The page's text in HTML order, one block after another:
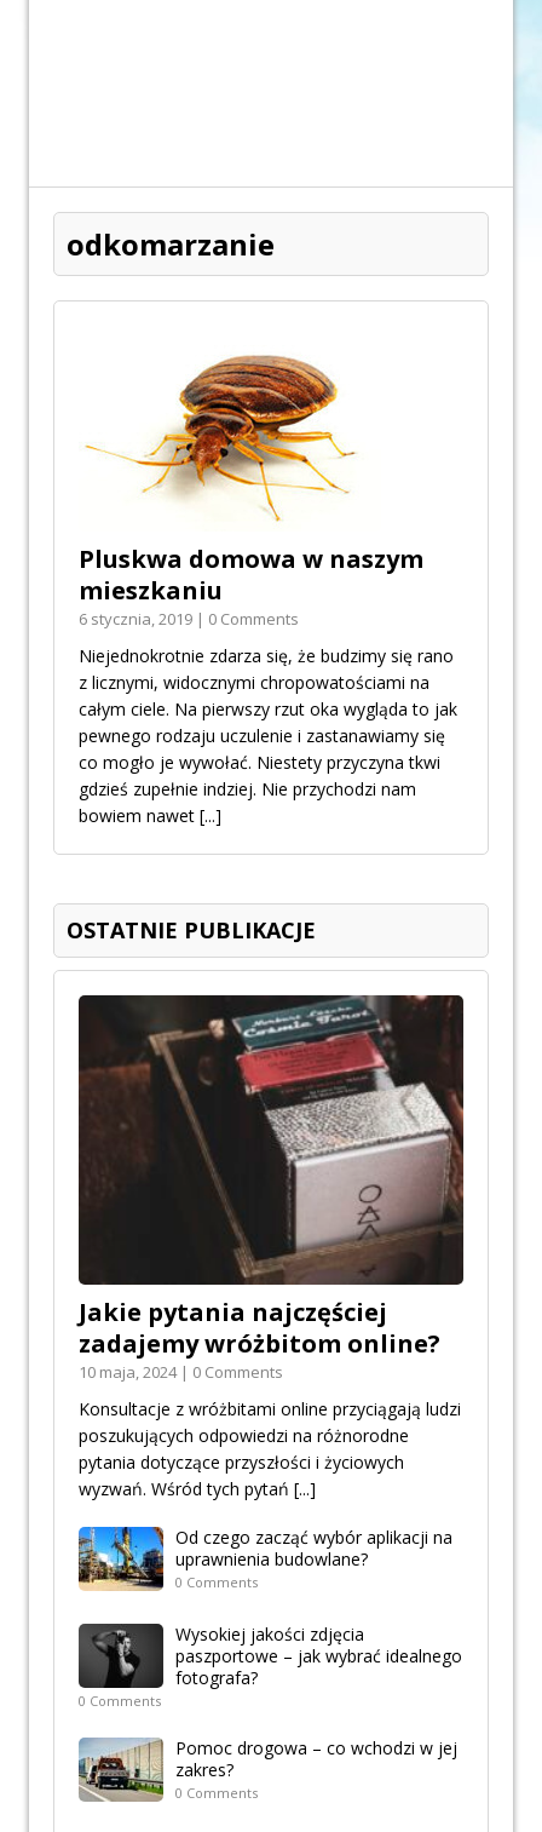
odkomarzanie
Pluskwa domowa w naszym
mieszkaniu
6 stycznia, 2019 | 0 Comments
Niejednokrotnie zdarza się, że budzimy się rano
z licznymi, widocznymi chropowatościami na
całym ciele. Na pierwszy rzut oka wygląda to jak
pewnego rodzaju uczulenie i zastanawiamy się
co mogło je wywołać. Niestety przyczyna tkwi
gdzieś zupełnie indziej. Nie przychodzi nam
bowiem nawet [...]
OSTATNIE PUBLIKACJE
Jakie pytania najczęściej
zadajemy wróżbitom online?
10 maja, 2024 | 0 Comments
Konsultacje z wróżbitami online przyciągają ludzi
poszukujących odpowiedzi na różnorodne
pytania dotyczące przyszłości i życiowych
wyzwań. Wśród tych pytań [...]
Od czego zacząć wybór aplikacji na
uprawnienia budowlane?
0 Comments
Wysokiej jakości zdjęcia
paszportowe – jak wybrać idealnego
fotografa?
0 Comments
Pomoc drogowa – co wchodzi w jej
zakres?
0 Comments